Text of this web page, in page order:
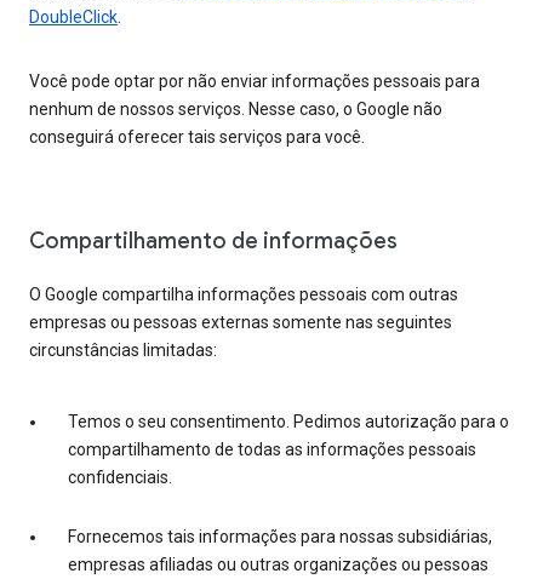
DoubleClick
Você pode optar por não enviar informações pessoais para
nenhum de nossos serviços. Nesse caso, o Google não
conseguirá oferecer tais serviços para você.
Compartilhamento de informações
O Google compartilha informações pessoais com outras
empresas ou pessoas externas somente nas seguintes
circunstâncias limitadas:
Temos o seu consentimento. Pedimos autorização para o
compartilhamento de todas as informações pessoais
confidenciais.
Fornecemos tais informações para nossas subsidiárias,
empresas afiliadas ou outras organizações ou pessoas